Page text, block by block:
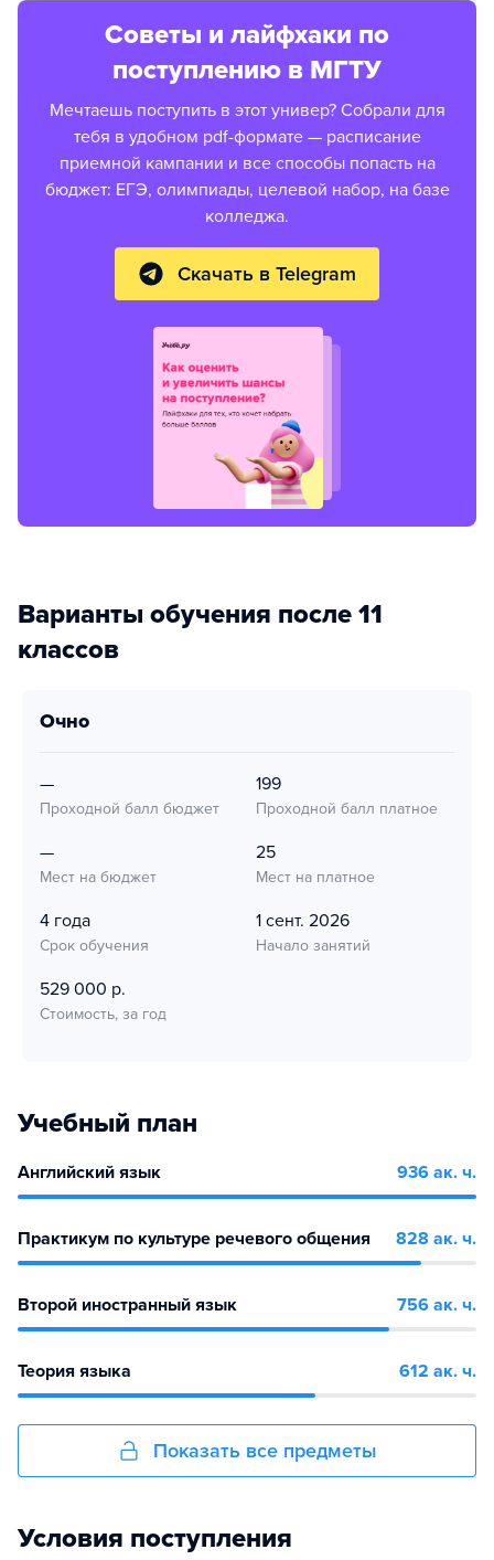
Советы и лайфхаки по
поступлению в МГТУ
Мечтаешь поступить в этот универ? Собрали для
тебя в удобном pdf-формате — расписание
приемной кампании и все способы попасть на
бюджет: ЕГЭ, олимпиады, целевой набор, на базе
колледжа.
Скачать в Telegram
Варианты обучения после 11
классов
очно
—
Проходной балл бюджет
199
Проходной балл платное
—
Мест на бюджет
25
Мест на платное
4 года
Срок обучения
1 сент. 2026
Начало занятий
529 000 р.
Стоимость, за год
Учебный план
Английский язык 936 ак. ч.
Практикум по культуре речевого общения 828 ак. ч.
Второй иностранный язык 756 ак. ч.
Теория языка 612 ак. ч.
Показать все предметы
Условия поступления